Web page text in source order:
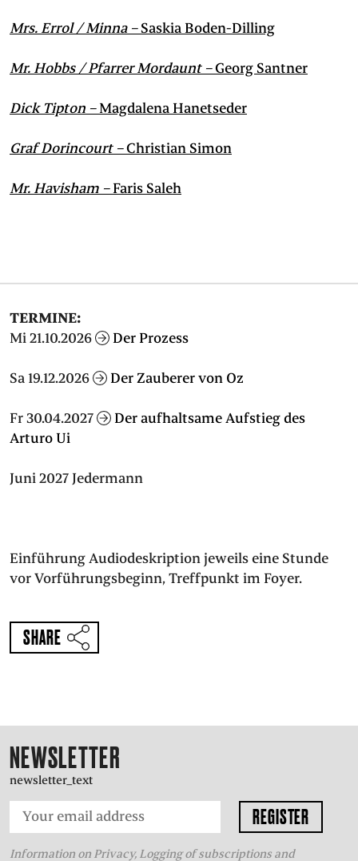
Mrs. Errol / Minna –Saskia Boden-Dilling
Mr. Hobbs / Pfarrer Mordaunt –Georg Santner
Dick Tipton –Magdalena Hanetseder
Graf Dorincourt –Christian Simon
Mr. Havisham –Faris Saleh
TERMINE:
Mi 21.10.2026
Der Prozess
Sa 19.12.2026 Der Zauberer von Oz
Fr 30.04.2027
Der aufhaltsame Aufstieg des
Arturo Ui
Juni 2027 Jedermann
Einführung Audiodeskription jeweils eine Stunde
vor Vorführungsbeginn, Treffpunkt im Foyer.
SHARE
NEWSLETTER
newsletter_text
Information on Privacy, Logging of subscriptions and